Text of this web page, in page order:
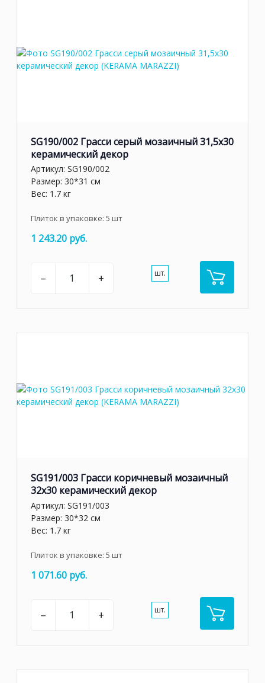
SG190/002 Грасси серый мозаичный 31,5x30
керамический декор
Артикул: SG190/002
Размер: 30*31 см
Вес: 1.7 кг
Плиток в упаковке: 5 шт
1 243.20 руб.
– + шт.
SG191/003 Грасси коричневый мозаичный
32x30 керамический декор
Артикул: SG191/003
Размер: 30*32 см
Вес: 1.7 кг
Плиток в упаковке: 5 шт
1 071.60 руб.
– + шт.